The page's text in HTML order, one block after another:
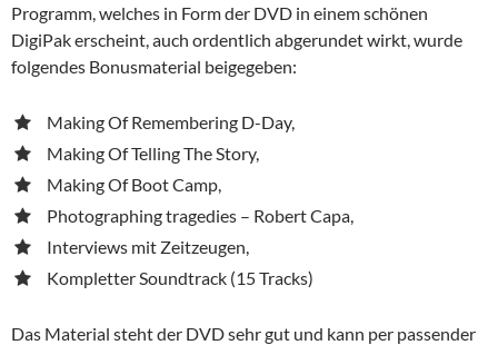
Programm, welches in Form der DVD in einem schönen
DigiPak erscheint, auch ordentlich abgerundet wirkt, wurde
folgendes Bonusmaterial beigegeben:
Making Of Remembering D-Day,
Making Of Telling The Story,
Making Of Boot Camp,
Photographing tragedies – Robert Capa,
Interviews mit Zeitzeugen,
Kompletter Soundtrack (15 Tracks)
Das Material steht der DVD sehr gut und kann per passender